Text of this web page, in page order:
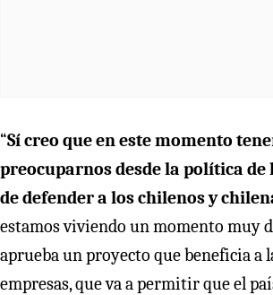
“Sí creo que en este momento
preocuparnos desde la política de
de defender a los chilenos y
estamos viviendo un momento muy
aprueba un proyecto que beneficia a
empresas, que va a permitir que el